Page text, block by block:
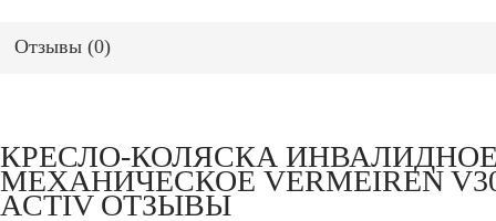
Отзывы (0)
КРЕСЛО-КОЛЯСКА
МЕХАНИЧЕСКОЕ VERMEIREN
ACTIV ОТЗЫВЫ